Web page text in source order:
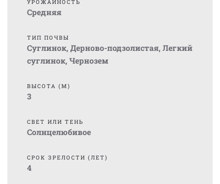
УРОЖАЙНОСТЬ
Средняя
ТИП ПОЧВЫ
Суглинок, Дерново-подзолистая, Легкий
суглинок, Чернозем
ВЫСОТА (М)
3
СВЕТ ИЛИ ТЕНЬ
Солнцелюбивое
СРОК ЗРЕЛОСТИ (ЛЕТ)
4